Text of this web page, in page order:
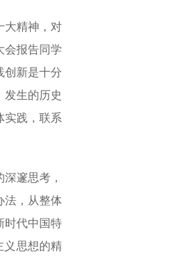
大精神，对
会报告同学
创新是十分
发生的历史
实践，联系
邃思考，
法，从整体
时代中国特
义思想的精